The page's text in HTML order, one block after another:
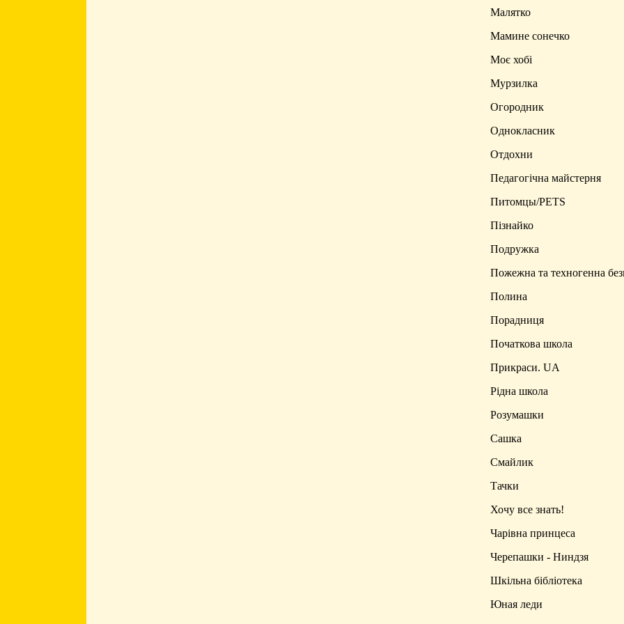
Малятко
Мамине сонечко
Моє хобі
Мурзилка
Огородник
Однокласник
Отдохни
Педагогічна майстерня
Питомцы/PETS
Пізнайко
Подружка
Пожежна та техногенна
Полина
Порадниця
Початкова школа
Прикраси. UA
Рідна школа
Розумашки
Сашка
Смайлик
Тачки
Хочу все знать!
Чарівна принцеса
Черепашки - Ниндзя
Шкільна бібліотека
Юная леди